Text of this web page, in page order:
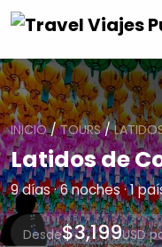
INICIO/TOURS/
Latidos de
9 días · 6 noches · 1
Desde$3,199USD